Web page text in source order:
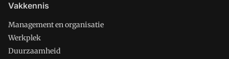
Vakkennis
Management en organisatie
Werkplek
Duurzaamheid